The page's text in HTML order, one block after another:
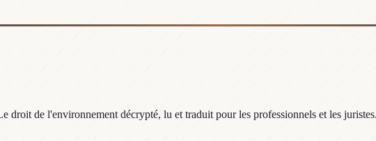
droit de l'environnement décrypté, lu et traduit pour les professionnels et les